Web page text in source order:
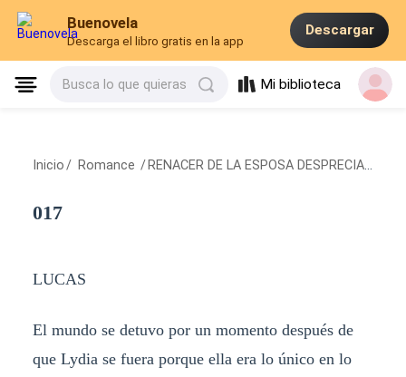
Buenovela
Descarga el libro gratis en la app
Descargar
Busca lo que quieras Mi biblioteca
Inicio / Romance / RENACER DE LA ESPOSA DESPRECIADA
017
LUCAS
El mundo se detuvo por un momento después de
que Lydia se fuera porque ella era lo único en lo